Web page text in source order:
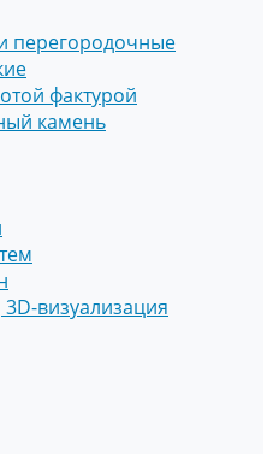
перегородочные
фактурой
камень
визуализация